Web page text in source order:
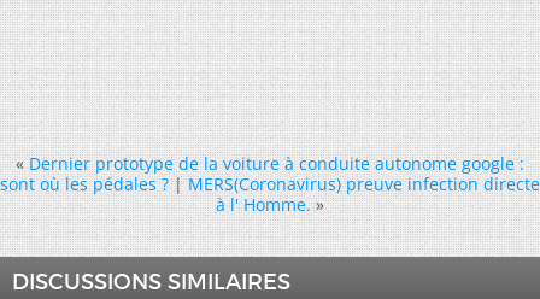
« Dernier prototype de la voiture à conduite autonome google :
sont où les pédales ?|MERS(Coronavirus) preuve infection directe
à l' Homme. »
DISCUSSIONS SIMILAIRES